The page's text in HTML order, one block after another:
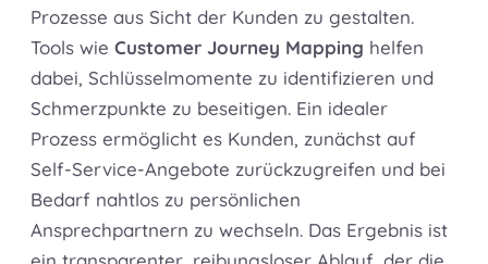
Prozesse aus Sicht der Kunden zu gestalten.
Tools wie Customer Journey Mapping helfen
dabei, Schlüsselmomente zu identifizieren und
Schmerzpunkte zu beseitigen. Ein idealer
Prozess ermöglicht es Kunden, zunächst auf
Self-Service-Angebote zurückzugreifen und bei
Bedarf nahtlos zu persönlichen
Ansprechpartnern zu wechseln. Das Ergebnis ist